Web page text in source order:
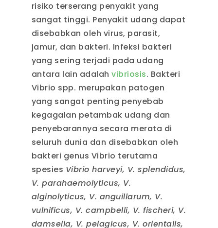
risiko terserang penyakit yang
sangat tinggi. Penyakit udang dapat
disebabkan oleh virus, parasit,
jamur, dan bakteri. Infeksi bakteri
yang sering terjadi pada udang
antara lain adalahvibriosis. Bakteri
Vibrio spp. merupakan patogen
yang sangat penting penyebab
kegagalan petambak udang dan
penyebarannya secara merata di
seluruh dunia dan disebabkan oleh
bakteri genus Vibrio terutama
spesies Vibrio harveyi, V. splendidus,
V. parahaemolyticus, V.
alginolyticus, V. anguillarum, V.
vulnificus, V. campbelli, V. fischeri, V.
damsella, V. pelagicus, V. orientalis,